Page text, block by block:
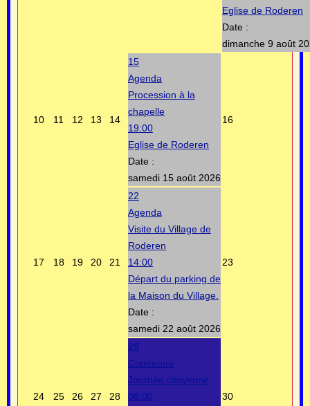
Eglise de Roderen
Date :
dimanche 9 août
10 11 12 13 14
15
Agenda
Procession à la
chapelle
19:00
Eglise de Roderen
Date :
samedi 15 août 2026
16
17 18 19 20 21
22
Agenda
Visite du Village de
Roderen
14:00
Départ du parking de
la Maison du Village.
Date :
samedi 22 août 2026
23
24 25 26 27 28
29
Commune
Journée citoyenne
08:00
30